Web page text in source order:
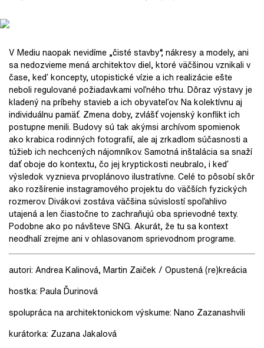
V Mediu naopak nevidíme „čisté stavby“, nákresy a modely, ani
sa nedozvieme mená architektov diel, ktoré väčšinou vznikali v
čase, keď koncepty, utopistické vízie a ich realizácie ešte
neboli regulované požiadavkami voľného trhu. Dôraz výstavy je
kladený na príbehy stavieb a ich obyvateľov. Na kolektívnu aj
individuálnu pamäť. Zmena doby, zvlášť vojenský konflikt ich
postupne menili. Budovy sú tak akýmsi archívom spomienok
ako krabica rodinných fotografií, ale aj zrkadlom súčasnosti a
túžieb ich nechcených nájomníkov. Samotná inštalácia sa snaží
dať oboje do kontextu, čo jej kryptickosti neubralo, i keď
výsledok vyznieva prvoplánovo ilustratívne. Celé to pôsobí skôr
ako rozšírenie instagramového projektu do väčších fyzických
rozmerov. Divákovi zostáva väčšina súvislostí spoľahlivo
utajená a len čiastočne to zachraňujú oba sprievodné texty.
Podobne ako po návšteve SNG. Akurát, že tu sa kontext
neodhalí zrejme ani v ohlasovanom sprievodnom programe.
autori: Andrea Kalinová, Martin Zaiček / Opustená (re)kreácia
hostka: Paula Ďurinová
spolupráca na architektonickom výskume: Nano Zazanashvili
kurátorka: Zuzana Jakalová